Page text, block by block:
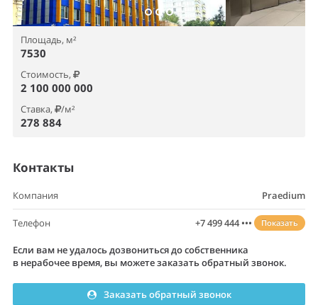
Площадь, м²
7530
Стоимость,
2 100 000 000
Ставка, /м²
278 884
Контакты
Компания Praedium
Телефон +7 499 444 ••• Показать
Если вам не удалось дозвониться до собственника
в нерабочее время, вы можете заказать обратный звонок.
Заказать обратный звонок